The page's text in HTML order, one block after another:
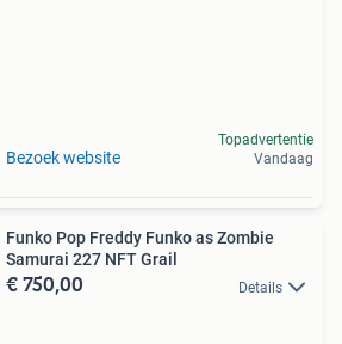
Bezoek website
Topadvertentie
Vandaag
Funko Pop Freddy Funko as Zombie
Samurai 227 NFT Grail
€ 750,00 Details